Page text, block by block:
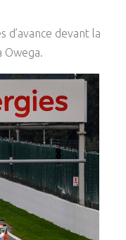
d’avance devant la
Owega.